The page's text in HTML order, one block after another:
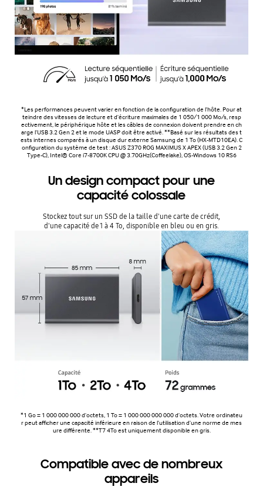
*Les performances peuvent varier en fonction de la configuration de l'hôte. Pour at
teindre des vitesses de lecture et d'écriture maximales de 1 050/1 000 Mo/s, resp
ectivement, le périphérique hôte et les câbles de connexion doivent prendre en ch
arge l'USB 3.2 Gen 2 et le mode UASP doit être activé. **Basé sur les résultats des t
ests internes comparés à un disque dur externe Samsung de 1 To (HX-MTD10EA). C
onfiguration du système de test : ASUS Z370 ROG MAXIMUS X APEX (USB 3.2 Gen 2
Type-C), Intel® Core i7-8700K CPU @ 3.70GHz(Coffeelake), OS-Windows 10 RS6
Un design compact pour une
capacité colossale
Stockez tout sur un SSD de la taille d'une carte de crédit,
d'une capacité de 1 à 4 To, disponible en bleu ou en gris.
*1 Go = 1 000 000 000 d'octets, 1 To = 1 000 000 000 000 d'octets. Votre ordinateu
r peut afficher une capacité inférieure en raison de l'utilisation d'une norme de mes
ure différente. **T7 4To est uniquement disponible en gris.
Compatible avec de nombreux
appareils